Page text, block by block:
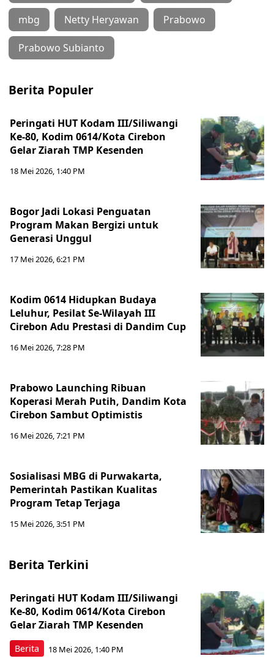
mbg Netty Heryawan Prabowo
Prabowo Subianto
Berita Populer
Peringati HUT Kodam III/Siliwangi
Ke-80, Kodim 0614/Kota Cirebon
Gelar Ziarah TMP Kesenden
18 Mei 2026, 1:40 PM
Bogor Jadi Lokasi Penguatan
Program Makan Bergizi untuk
Generasi Unggul
17 Mei 2026, 6:21 PM
Kodim 0614 Hidupkan Budaya
Leluhur, Pesilat Se-Wilayah III
Cirebon Adu Prestasi di Dandim Cup
16 Mei 2026, 7:28 PM
Prabowo Launching Ribuan
Koperasi Merah Putih, Dandim Kota
Cirebon Sambut Optimistis
16 Mei 2026, 7:21 PM
Sosialisasi MBG di Purwakarta,
Pemerintah Pastikan Kualitas
Program Tetap Terjaga
15 Mei 2026, 3:51 PM
Berita Terkini
Berita
Peringati HUT Kodam III/Siliwangi
Ke-80, Kodim 0614/Kota Cirebon
Gelar Ziarah TMP Kesenden
18 Mei 2026, 1:40 PM